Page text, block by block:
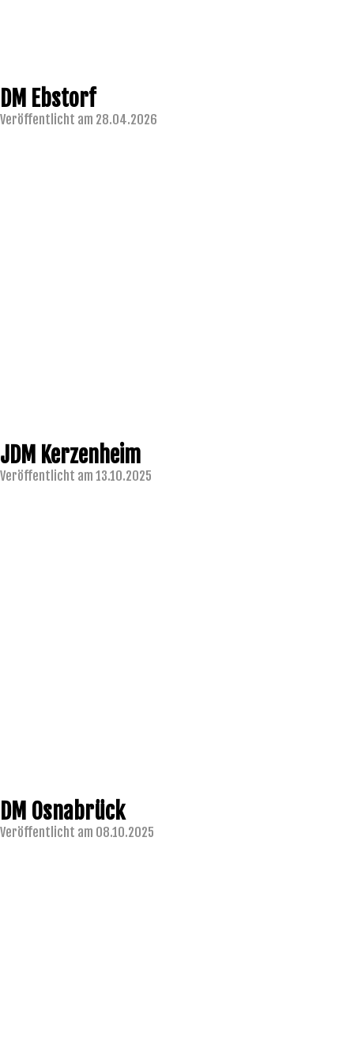
DM Ebstorf
Veröffentlicht am 28.04.2026
JDM Kerzenheim
Veröffentlicht am 13.10.2025
DM Osnabrück
Veröffentlicht am 08.10.2025